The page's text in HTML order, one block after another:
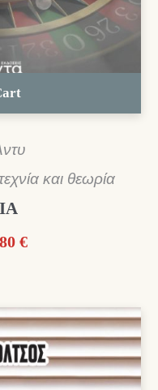
και θεωρία
€.
€Η
είναι:
10,80 €.